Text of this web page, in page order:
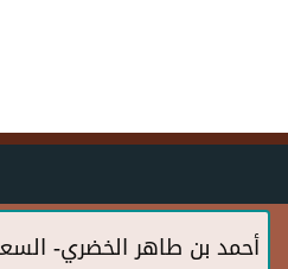
أحمد بن طاهر الخضري-